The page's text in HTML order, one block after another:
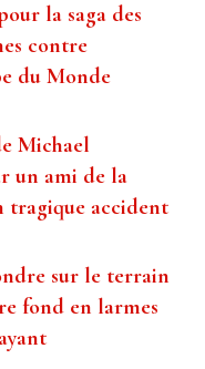
la saga des
contre
du Monde
Michael
un ami de la
tragique accident
sur le terrain
fond en larmes